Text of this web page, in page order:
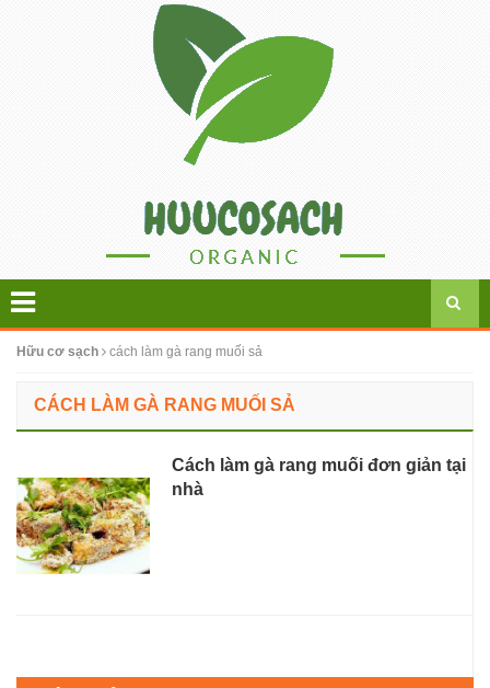
Hữu cơ sạch cách làm gà rang muối sả
CÁCH LÀM GÀ RANG MUỐI SẢ
Cách làm gà rang muối đơn giản tại
nhà